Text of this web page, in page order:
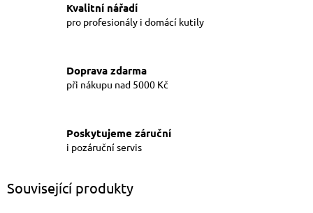
Kvalitní nářadí
pro profesionály i domácí kutily
Doprava zdarma
při nákupu nad 5000 Kč
Poskytujeme záruční
i pozáruční servis
Související produkty